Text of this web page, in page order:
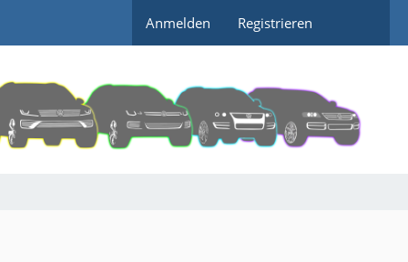
Anmelden Registrieren